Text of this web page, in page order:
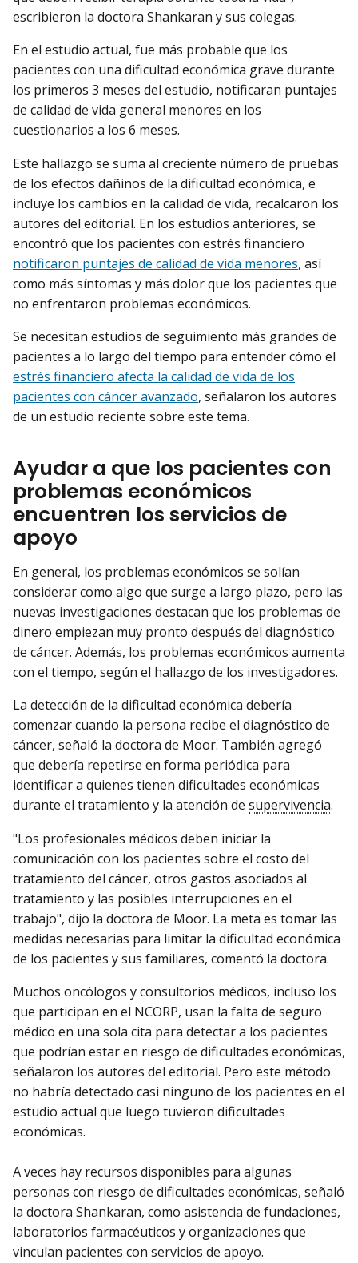
escribieron la doctora Shankaran y sus colegas.
En el estudio actual, fue más probable que los
pacientes con una dificultad económica grave durante
los primeros 3 meses del estudio, notificaran puntajes
de calidad de vida general menores en los
cuestionarios a los 6 meses.
Este hallazgo se suma al creciente número de pruebas
de los efectos dañinos de la dificultad económica, e
incluye los cambios en la calidad de vida, recalcaron los
autores del editorial. En los estudios anteriores, se
encontró que los pacientes con estrés financiero
notificaron puntajes de calidad de vida menores, así
como más síntomas y más dolor que los pacientes que
no enfrentaron problemas económicos.
Se necesitan estudios de seguimiento más grandes de
pacientes a lo largo del tiempo para entender cómo el
estrés financiero afecta la calidad de vida de los
pacientes con cáncer avanzado, señalaron los autores
de un estudio reciente sobre este tema.
Ayudar a que los pacientes con
problemas económicos
encuentren los servicios de
apoyo
En general, los problemas económicos se solían
considerar como algo que surge a largo plazo, pero las
nuevas investigaciones destacan que los problemas de
dinero empiezan muy pronto después del diagnóstico
de cáncer. Además, los problemas económicos aumenta
con el tiempo, según el hallazgo de los investigadores.
La detección de la dificultad económica debería
comenzar cuando la persona recibe el diagnóstico de
cáncer, señaló la doctora de Moor. También agregó
que debería repetirse en forma periódica para
identificar a quienes tienen dificultades económicas
durante el tratamiento y la atención de supervivencia.
"Los profesionales médicos deben iniciar la
comunicación con los pacientes sobre el costo del
tratamiento del cáncer, otros gastos asociados al
tratamiento y las posibles interrupciones en el
trabajo", dijo la doctora de Moor. La meta es tomar las
medidas necesarias para limitar la dificultad económica
de los pacientes y sus familiares, comentó la doctora.
Muchos oncólogos y consultorios médicos, incluso los
que participan en el NCORP, usan la falta de seguro
médico en una sola cita para detectar a los pacientes
que podrían estar en riesgo de dificultades económicas,
señalaron los autores del editorial. Pero este método
no habría detectado casi ninguno de los pacientes en el
estudio actual que luego tuvieron dificultades
económicas.
A veces hay recursos disponibles para algunas
personas con riesgo de dificultades económicas, señaló
la doctora Shankaran, como asistencia de fundaciones,
laboratorios farmacéuticos y organizaciones que
vinculan pacientes con servicios de apoyo.